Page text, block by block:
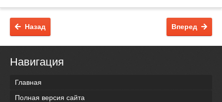
Назад Вперед
Навигация
Главная
Полная версия сайта